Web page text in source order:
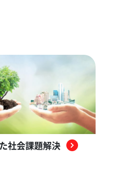
社会課題解決